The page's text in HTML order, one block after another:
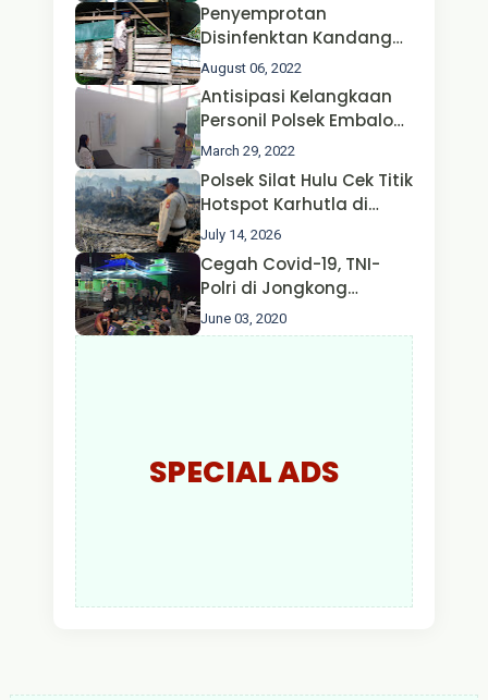
Penyemprotan
Disinfenktan Kandang
Ternak Kambing warga
Oleh Satgas Ops Aman
Nusa II Polda Kalbar*
August 06, 2022
Antisipasi Kelangkaan
Personil Polsek Embaloh
Hulu Gencar Lakukan
Pengecekan Oksigen
March 29, 2022
Polsek Silat Hulu Cek Titik
Hotspot Karhutla di
Desa Nanga Dangkan,
Api Ditemukan Sudah
Padam
July 14, 2026
Cegah Covid-19, TNI-
Polri di Jongkong
Himbau Masyarakat
Jangan Kumpul Hinga
June 03, 2020
SPECIAL ADS